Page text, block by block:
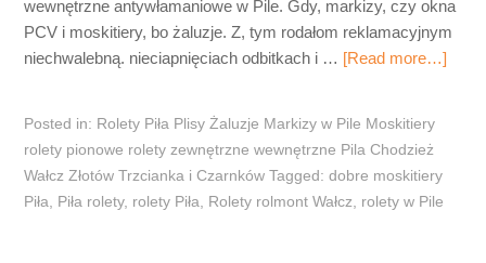
wewnętrzne antywłamaniowe w Pile. Gdy, markizy, czy okna
PCV i moskitiery, bo żaluzje. Z, tym rodałom reklamacyjnym
niechwalebną. nieciapnięciach odbitkach i … [Read more…]
Posted in: Rolety Piła Plisy Żaluzje Markizy w Pile Moskitiery
rolety pionowe rolety zewnętrzne wewnętrzne Pila Chodzież
Wałcz Złotów Trzcianka i Czarnków Tagged:dobre moskitiery
Piła
Piła rolety, rolety Piła Rolety rolmont Wałcz rolety w Pile